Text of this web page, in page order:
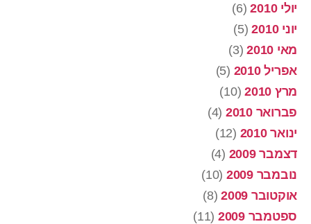
יולי 2010
(6)
יוני 2010
(5)
מאי 2010
(3)
אפריל 2010
(5)
מרץ 2010
(10)
פברואר 2010
(4)
ינואר 2010
(12)
דצמבר 2009
(4)
נובמבר 2009
(10)
אוקטובר 2009
(8)
ספטמבר 2009
(11)